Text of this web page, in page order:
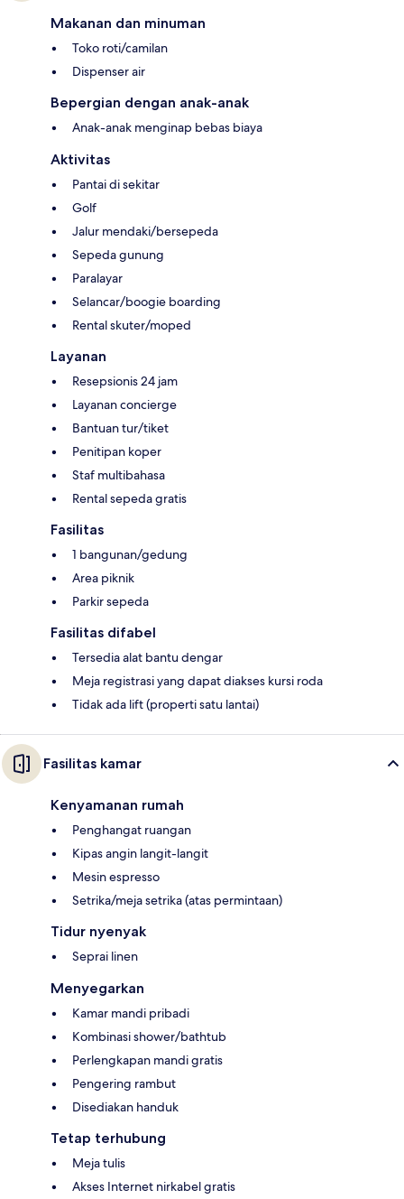
Makanan dan minuman
Toko roti/camilan
Dispenser air
Bepergian dengan anak-anak
Anak-anak menginap bebas biaya
Aktivitas
Pantai di sekitar
Golf
Jalur mendaki/bersepeda
Sepeda gunung
Paralayar
Selancar/boogie boarding
Rental skuter/moped
Layanan
Resepsionis 24 jam
Layanan concierge
Bantuan tur/tiket
Penitipan koper
Staf multibahasa
Rental sepeda gratis
Fasilitas
1 bangunan/gedung
Area piknik
Parkir sepeda
Fasilitas difabel
Tersedia alat bantu dengar
Meja registrasi yang dapat diakses kursi roda
Tidak ada lift (properti satu lantai)
Fasilitas kamar
Kenyamanan rumah
Penghangat ruangan
Kipas angin langit-langit
Mesin espresso
Setrika/meja setrika (atas permintaan)
Tidur nyenyak
Seprai linen
Menyegarkan
Kamar mandi pribadi
Kombinasi shower/bathtub
Perlengkapan mandi gratis
Pengering rambut
Disediakan handuk
Tetap terhubung
Meja tulis
Akses Internet nirkabel gratis